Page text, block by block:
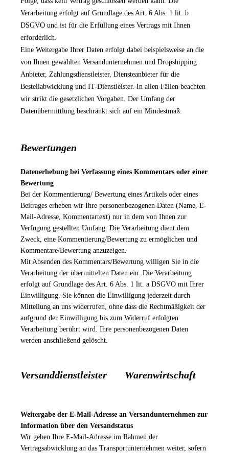
Verarbeitung erfolgt auf Grundlage des Art. 6 Abs. 1 lit. b
DSGVO und ist für die Erfüllung eines Vertrags mit Ihnen
erforderlich.
Eine Weitergabe Ihrer Daten erfolgt dabei beispielsweise an die
von Ihnen gewählten Versandunternehmen und Dropshipping
Anbieter, Zahlungsdienstleister, Diensteanbieter für die
Bestellabwicklung und IT-Dienstleister. In allen Fällen beachten
wir strikt die gesetzlichen Vorgaben. Der Umfang der
Datenübermittlung beschränkt sich auf ein Mindestmaß.
Bewertungen
Datenerhebung bei Verfassung eines Kommentars oder einer
Bewertung
Bei der Kommentierung/ Bewertung eines Artikels oder eines
Beitrages erheben wir Ihre personenbezogenen Daten (Name, E-
Mail-Adresse, Kommentartext) nur in dem von Ihnen zur
Verfügung gestellten Umfang. Die Verarbeitung dient dem
Zweck, eine Kommentierung/Bewertung zu ermöglichen und
Kommentare/Bewertung anzuzeigen.
Mit Absenden des Kommentars/Bewertung willigen Sie in die
Verarbeitung der übermittelten Daten ein. Die Verarbeitung
erfolgt auf Grundlage des Art. 6 Abs. 1 lit. a DSGVO mit Ihrer
Einwilligung. Sie können die Einwilligung jederzeit durch
Mitteilung an uns widerrufen, ohne dass die Rechtmäßigkeit der
aufgrund der Einwilligung bis zum Widerruf erfolgten
Verarbeitung berührt wird. Ihre personenbezogenen Daten
werden anschließend gelöscht.
Versanddienstleister Warenwirtschaft
Weitergabe der E-Mail-Adresse an Versandunternehmen zur
Information über den Versandstatus
Wir geben Ihre E-Mail-Adresse im Rahmen der
Vertragsabwicklung an das Transportunternehmen weiter, sofern